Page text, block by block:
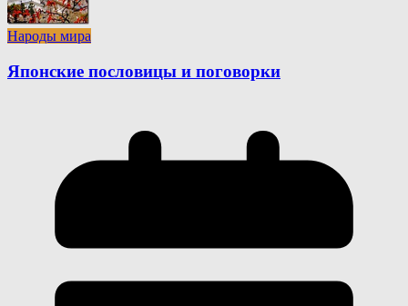
Народы мира
Японские пословицы и поговорки